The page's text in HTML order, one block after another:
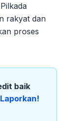
rakyat dan
proses
baik
Laporkan!